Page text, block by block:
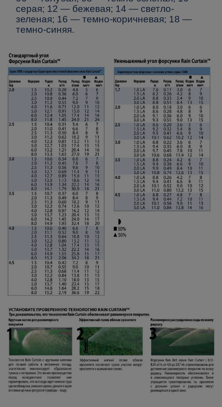
серая; 12 — бежевая; 14 — светло-
зеленая; 16 — темно-коричневая; 18 —
темно-синяя.